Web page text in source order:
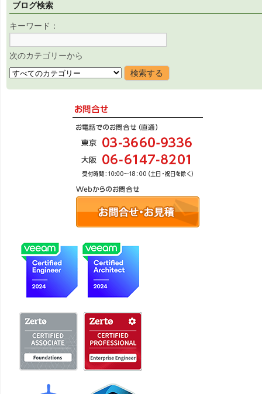
ブログ検索
キーワード：
次のカテゴリーから